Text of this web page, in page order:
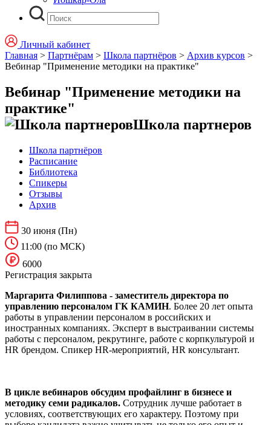
Личный кабинет
Главная > Партнёрам > Школа партнёров > Архив курсов >
Вебинар "Применение методики на практике"
Вебинар "Применение методики на
практике"
Школа партнеров
Школа партнёров
Расписание
Библиотека
Спикеры
Отзывы
Архив
30 июня (Пн)
11:00 (по МСК)
6000
Регистрация закрыта
Маргарита Филиппова - заместитель директора по
управлению персоналом ГК КАМИН. Более 20 лет опыта
работы в управлении персоналом в российских и
иностранных компаниях. Эксперт в выстраивании системы
работы с персоналом, рекрутинге, работе с корпкультурой и
HR брендом. Спикер HR-мероприятий, HR консультант.
В цикле вебинаров обсудим профайлинг в бизнесе и
методику семи радикалов. Сотрудник лучше работает в
условиях, соответствующих его характеру. Поэтому при